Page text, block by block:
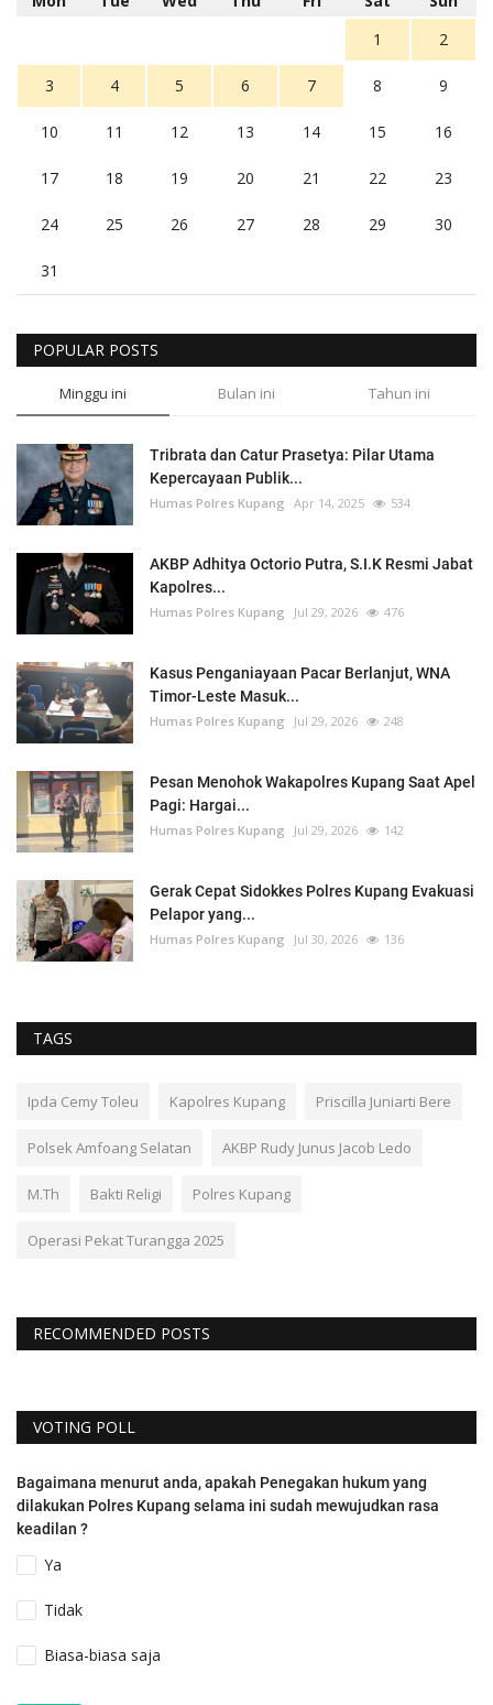
1
2
3 4 5 6 7 8 9
10 11 12 13 14 15 16
17 18 19 20 21 22 23
24 25 26 27 28 29 30
31
POPULAR POSTS
Minggu ini Bulan ini Tahun ini
Tribrata dan Catur Prasetya: Pilar Utama
Kepercayaan Publik...
Humas Polres Kupang Apr 14, 2025 534
AKBP Adhitya Octorio Putra, S.I.K Resmi Jabat
Kapolres...
Humas Polres Kupang Jul 29, 2026 476
Kasus Penganiayaan Pacar Berlanjut, WNA
Timor-Leste Masuk...
Humas Polres Kupang Jul 29, 2026 248
Pesan Menohok Wakapolres Kupang Saat Apel
Pagi: Hargai...
Humas Polres Kupang Jul 29, 2026 142
Gerak Cepat Sidokkes Polres Kupang Evakuasi
Pelapor yang...
Humas Polres Kupang Jul 30, 2026 136
TAGS
Ipda Cemy Toleu Kapolres Kupang Priscilla Juniarti Bere
Polsek Amfoang Selatan AKBP Rudy Junus Jacob Ledo
M.Th Bakti Religi Polres Kupang
Operasi Pekat Turangga 2025
RECOMMENDED POSTS
VOTING POLL
Bagaimana menurut anda, apakah Penegakan hukum yang
dilakukan Polres Kupang selama ini sudah mewujudkan rasa
keadilan ?
Ya
Tidak
Biasa-biasa saja